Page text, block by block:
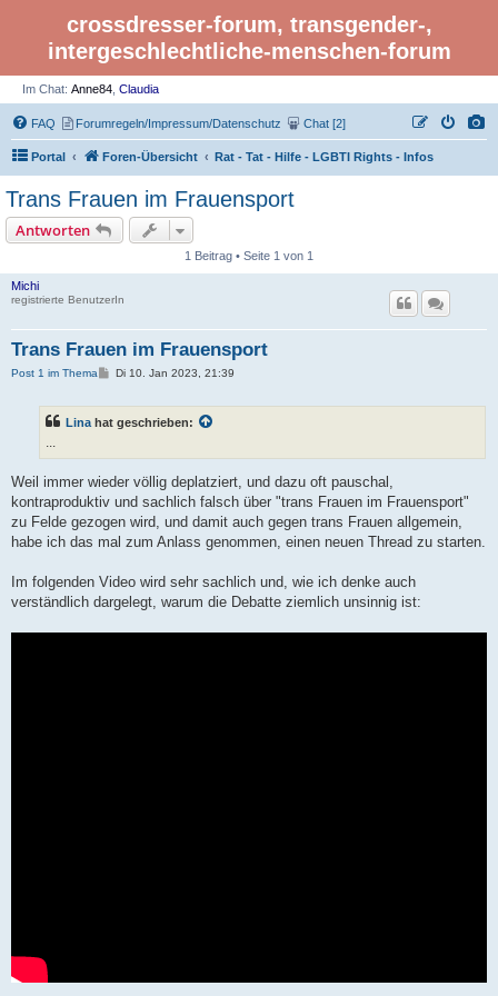
crossdresser-forum, transgender-,
intergeschlechtliche-menschen-forum
Im Chat: Anne84 Claudia
FAQ Forumregeln/Impressum/Datenschutz Chat [2]
Portal Foren-Übersicht Rat - Tat - Hilfe - LGBTI Rights - Infos
Trans Frauen im Frauensport
Antworten
1 Beitrag • Seite 1 von 1
Michi
registrierte BenutzerIn
Trans Frauen im Frauensport
Post 1 im Thema
B
r
Di 10. Jan 2023, 21:39
Lina hat geschrieben:
...
Weil immer wieder völlig deplatziert, und dazu oft pauschal,
kontraproduktiv und sachlich falsch über "trans Frauen im Frauensport"
zu Felde gezogen wird, und damit auch gegen trans Frauen allgemein,
habe ich das mal zum Anlass genommen, einen neuen Thread zu starten.
Im folgenden Video wird sehr sachlich und, wie ich denke auch
verständlich dargelegt, warum die Debatte ziemlich unsinnig ist: